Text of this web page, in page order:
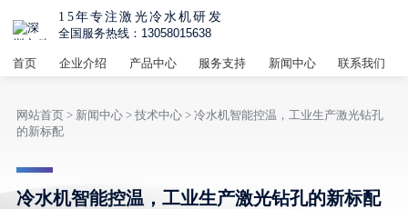
15年专注激光冷水机研发
全国服务热线：13058015638
首页 企业介绍 产品中心 服务支持 新闻中心 联系我们
网站首页> 新闻中心> 技术中心> 冷水机智能控温，工业生产激光钻孔
的新标配
冷水机智能控温，工业生产激光钻孔的新标配